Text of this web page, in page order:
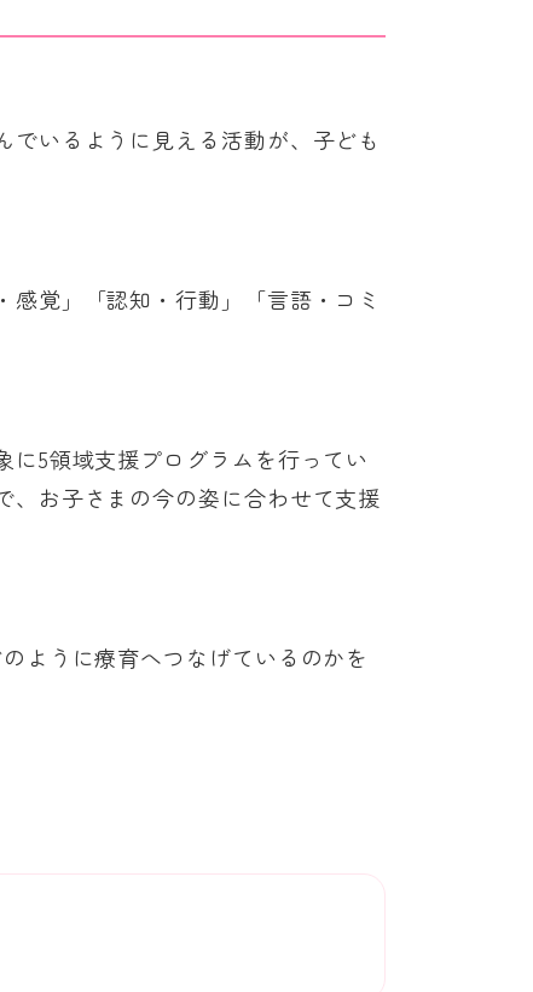
でいるように見える活動が、子ども
覚」「認知・行動」「言語・コミ
5領域支援プログラムを行ってい
、お子さまの今の姿に合わせて支援
ように療育へつなげているのかを